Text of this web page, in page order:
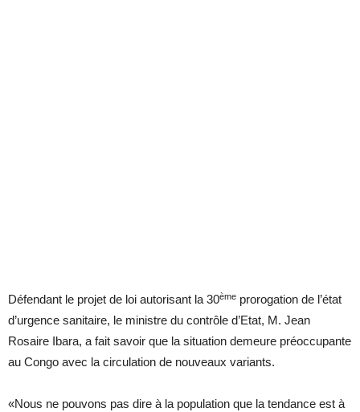
Défendant le projet de loi autorisant la 30ème prorogation de l’état
d’urgence sanitaire, le ministre du contrôle d’Etat, M. Jean
Rosaire Ibara, a fait savoir que la situation demeure préoccupante
au Congo avec la circulation de nouveaux variants.
«Nous ne pouvons pas dire à la population que la tendance est à